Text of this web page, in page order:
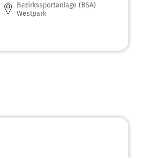
Bezirkssportanlage (BSA)
Westpark